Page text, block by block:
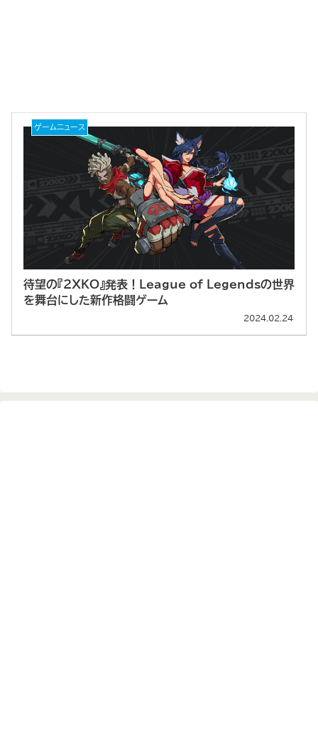
ゲームニュース
待望の『2XKO』発表！League of Legendsの世界
を舞台にした新作格闘ゲーム
2024.02.24